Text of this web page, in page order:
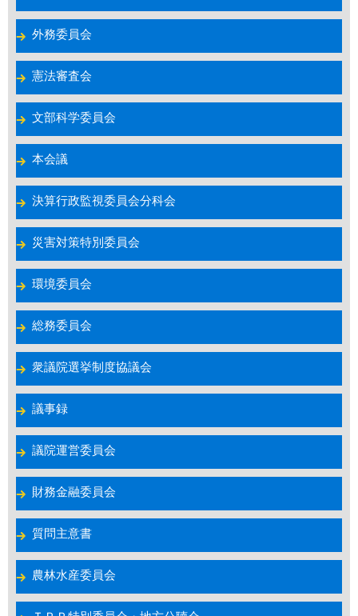
外務委員会
憲法審査会
文部科学委員会
本会議
決算行政監視委員会分科会
災害対策特別委員会
環境委員会
総務委員会
衆議院選挙制度協議会
議事録
議院運営委員会
財務金融委員会
質問主意書
農林水産委員会